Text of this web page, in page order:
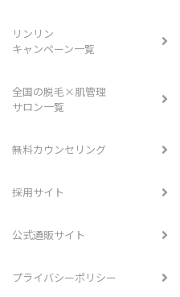
リンリン
キャンペーン一覧
全国の脱毛×肌管理
サロン一覧
無料カウンセリング
採用サイト
公式通販サイト
プライバシーポリシー